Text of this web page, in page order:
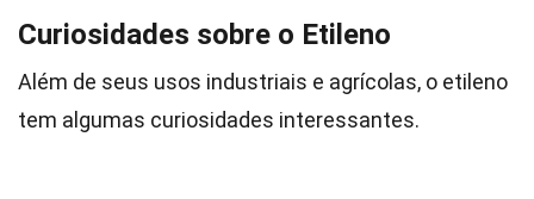
Curiosidades sobre o Etileno
Além de seus usos industriais e agrícolas, o etileno
tem algumas curiosidades interessantes.